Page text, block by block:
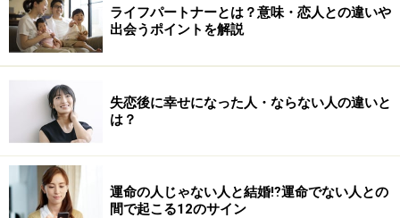
ライフパートナーとは？意味・恋人との違いや
出会うポイントを解説
失恋後に幸せになった人・ならない人の違いと
は？
運命の人じゃない人と結婚⁉運命でない人との
間で起こる12のサイン